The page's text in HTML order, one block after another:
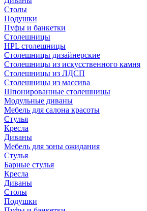
Столы
Подушки
Пуфы и банкетки
Столешницы
HPL столешницы
Столешницы дизайнерские
Столешницы из искусственного камня
Столешницы из ЛДСП
Столешницы из массива
Шпонированные столешницы
Модульные диваны
Мебель для салона красоты
Стулья
Кресла
Диваны
Мебель для зоны ожидания
Стулья
Барные стулья
Кресла
Диваны
Столы
Подушки